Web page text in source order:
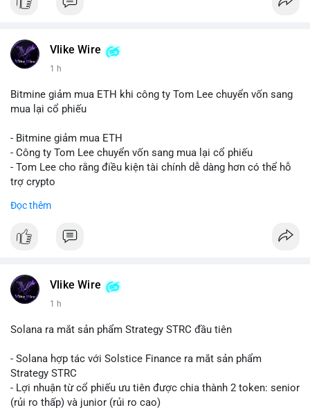
Vlike Wire
1 h
Bitmine giảm mua ETH khi công ty Tom Lee chuyển vốn sang
mua lại cổ phiếu
- Bitmine giảm mua ETH
- Công ty Tom Lee chuyển vốn sang mua lại cổ phiếu
- Tom Lee cho rằng điều kiện tài chính dễ dàng hơn có thể hỗ
trợ crypto
nghỉ tháng 8
#binancesquare
#vlikevn #titanbot
📰 Nguồn: CoinDesk
Đọc thêm
Vlike Wire
1 h
Solana ra mắt sản phẩm Strategy STRC đầu tiên
- Solana hợp tác với Solstice Finance ra mắt sản phẩm
Strategy STRC
- Lợi nhuận từ cổ phiếu ưu tiên được chia thành 2 token: senior
(rủi ro thấp) và junior (rủi ro cao)